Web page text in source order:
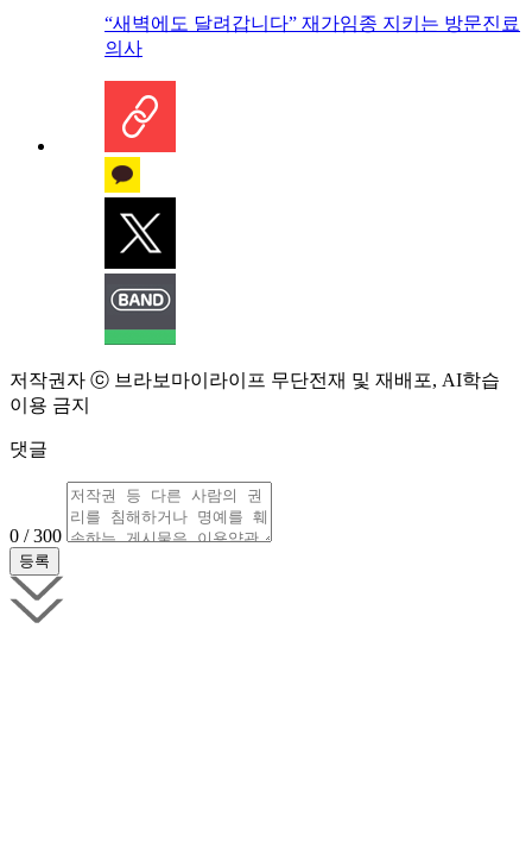
“새벽에도 달려갑니다” 재가임종 지키는 방문진료
의사
저작권자 ⓒ 브라보마이라이프 무단전재 및 재배포, AI학습
이용 금지
댓글
0 / 300